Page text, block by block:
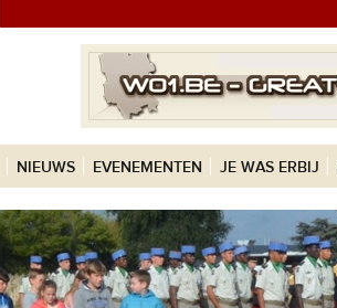
NIEUWS EVENEMENTEN JE WAS ERBIJ